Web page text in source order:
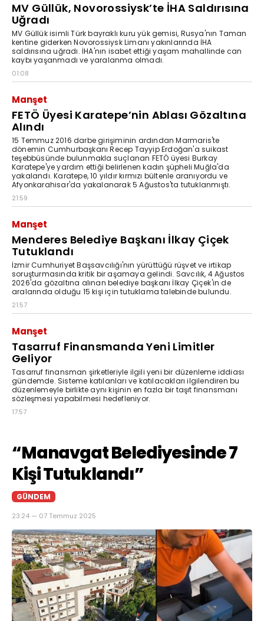
MV Güllük, Novorossiysk’te İHA Saldırısına
Uğradı
MV Güllük isimli Türk bayraklı kuru yük gemisi, Rusya'nın Taman
kentine giderken Novorossiysk Limanı yakınlarında İHA
saldırısına uğradı. İHA'nın isabet ettiği yaşam mahallinde can
kaybı yaşanmadı ve yaralanma olmadı.
01:08
Manşet
FETÖ Üyesi Karatepe’nin Ablası Gözaltına
Alındı
15 Temmuz 2016 darbe girişiminin ardından Marmaris'te
dönemin Cumhurbaşkanı Recep Tayyip Erdoğan'a suikast
teşebbüsünde bulunmakla suçlanan FETÖ üyesi Burkay
Karatepe'ye yardım ettiği belirlenen kadın şüpheli Muğla'da
yakalandı. Karatepe, 10 yıldır kırmızı bültenle aranıyordu ve
Afyonkarahisar'da yakalanarak 5 Ağustos'ta tutuklanmıştı.
21:59
Manşet
Menderes Belediye Başkanı İlkay Çiçek
Tutuklandı
İzmir Cumhuriyet Başsavcılığı'nın yürüttüğü rüşvet ve irtikap
soruşturmasında kritik bir aşamaya gelindi. Savcılık, 4 Ağustos
2026'da gözaltına alınan belediye başkanı İlkay Çiçek'in de
aralarında olduğu 15 kişi için tutuklama talebinde bulundu.
21:57
Manşet
Tasarruf Finansmanda Yeni Limitler
Geliyor
Tasarruf finansman şirketleriyle ilgili yeni bir düzenleme iddiası
gündemde. Sisteme katılanları ve katılacakları ilgilendiren bu
düzenlemeyle birlikte aynı kişinin en fazla bir taşıt finansmanı
sözleşmesi yapabilmesi hedefleniyor.
17:57